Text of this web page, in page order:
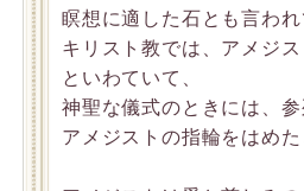
瞑想に適した石とも言われ
キリスト教では、アメジス
といわていて、
神聖な儀式のときには、
アメジストの指輪をはめた